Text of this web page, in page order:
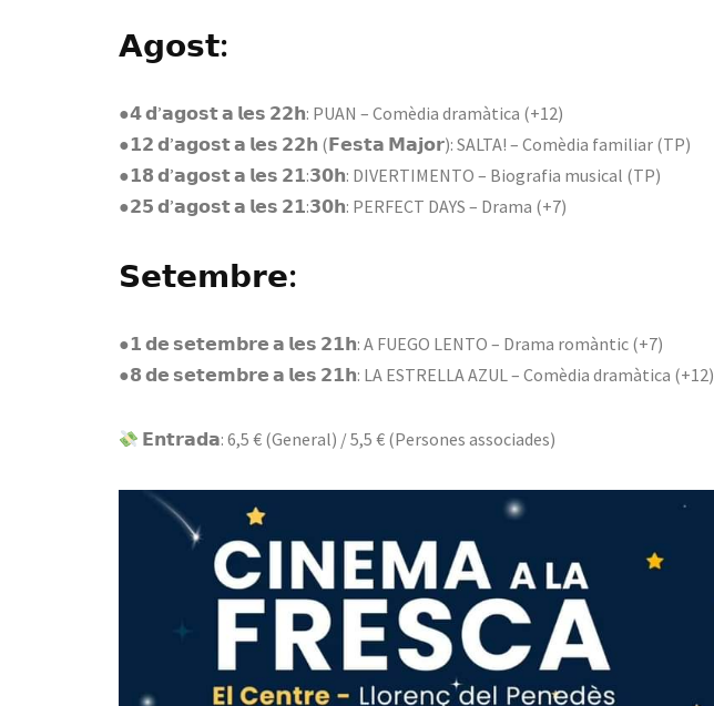
𝗔𝗴𝗼𝘀𝘁:
●𝟰 𝗱’𝗮𝗴𝗼𝘀𝘁 𝗮 𝗹𝗲𝘀 𝟮𝟮𝗵: PUAN – Comèdia dramàtica (+12)
●𝟭𝟮 𝗱’𝗮𝗴𝗼𝘀𝘁 𝗮 𝗹𝗲𝘀 𝟮𝟮𝗵 (𝗙𝗲𝘀𝘁𝗮 𝗠𝗮𝗷𝗼𝗿): SALTA! – Comèdia familiar (TP)
●𝟭𝟴 𝗱’𝗮𝗴𝗼𝘀𝘁 𝗮 𝗹𝗲𝘀 𝟮𝟭:𝟯𝟬𝗵: DIVERTIMENTO – Biografia musical (TP)
●𝟮𝟱 𝗱’𝗮𝗴𝗼𝘀𝘁 𝗮 𝗹𝗲𝘀 𝟮𝟭:𝟯𝟬𝗵: PERFECT DAYS – Drama (+7)
𝗦𝗲𝘁𝗲𝗺𝗯𝗿𝗲:
●𝟭 𝗱𝗲 𝘀𝗲𝘁𝗲𝗺𝗯𝗿𝗲 𝗮 𝗹𝗲𝘀 𝟮𝟭𝗵: A FUEGO LENTO – Drama romàntic (+7)
●𝟴 𝗱𝗲 𝘀𝗲𝘁𝗲𝗺𝗯𝗿𝗲 𝗮 𝗹𝗲𝘀 𝟮𝟭𝗵: LA ESTRELLA AZUL – Comèdia dramàtica (+12)
𝗘𝗻𝘁𝗿𝗮𝗱𝗮: 6,5 € (General) / 5,5 € (Persones associades)